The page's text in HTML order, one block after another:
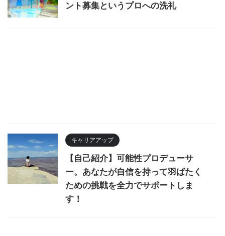
ント募集というプロへの洗礼
キャリアアップ
【自己紹介】可能性プロデューサ
ー。あなたが自信を持って羽ばたく
ための挑戦を全力でサポートしま
す！